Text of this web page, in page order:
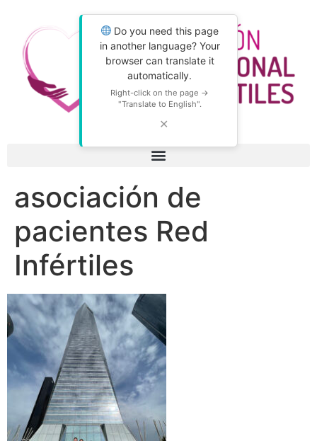
Do you need this page
in another language? Your
browser can translate it
automatically.
Right-click on the page →
"Translate to English".
✕
asociación de
pacientes Red
Infértiles